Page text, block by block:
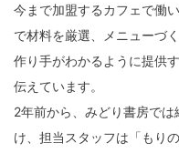
今まで加盟するカフェで働
で材料を厳選、メニューづ
作り手がわかるように提供
伝えています。
2年前から、みどり書房で
け、担当スタッフは「もり